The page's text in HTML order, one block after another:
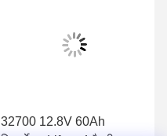
32700 12.8V 60Ah